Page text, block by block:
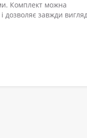
Комплект можна
дозволяє завжди